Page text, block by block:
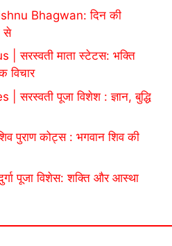
Bhagwan: दिन की
से
सरस्वती माता स्टेटस: भक्ति
विचार
पूजा विशेश : ज्ञान, बुद्धि
पुराण कोट्स : भगवान शिव की
पूजा विशेस: शक्ति और आस्था